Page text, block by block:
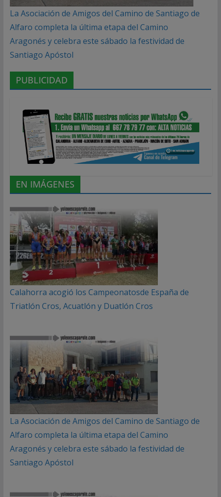
La Asociación de Amigos del Camino de Santiago de
Alfaro completa la última etapa del Camino
Aragonés y celebra este sábado la festividad de
Santiago Apóstol
PUBLICIDAD
EN IMÁGENES
Calahorra acogió los Campeonatosde España de
Triatlón Cros, Acuatlón y Duatlón Cros
La Asociación de Amigos del Camino de Santiago de
Alfaro completa la última etapa del Camino
Aragonés y celebra este sábado la festividad de
Santiago Apóstol